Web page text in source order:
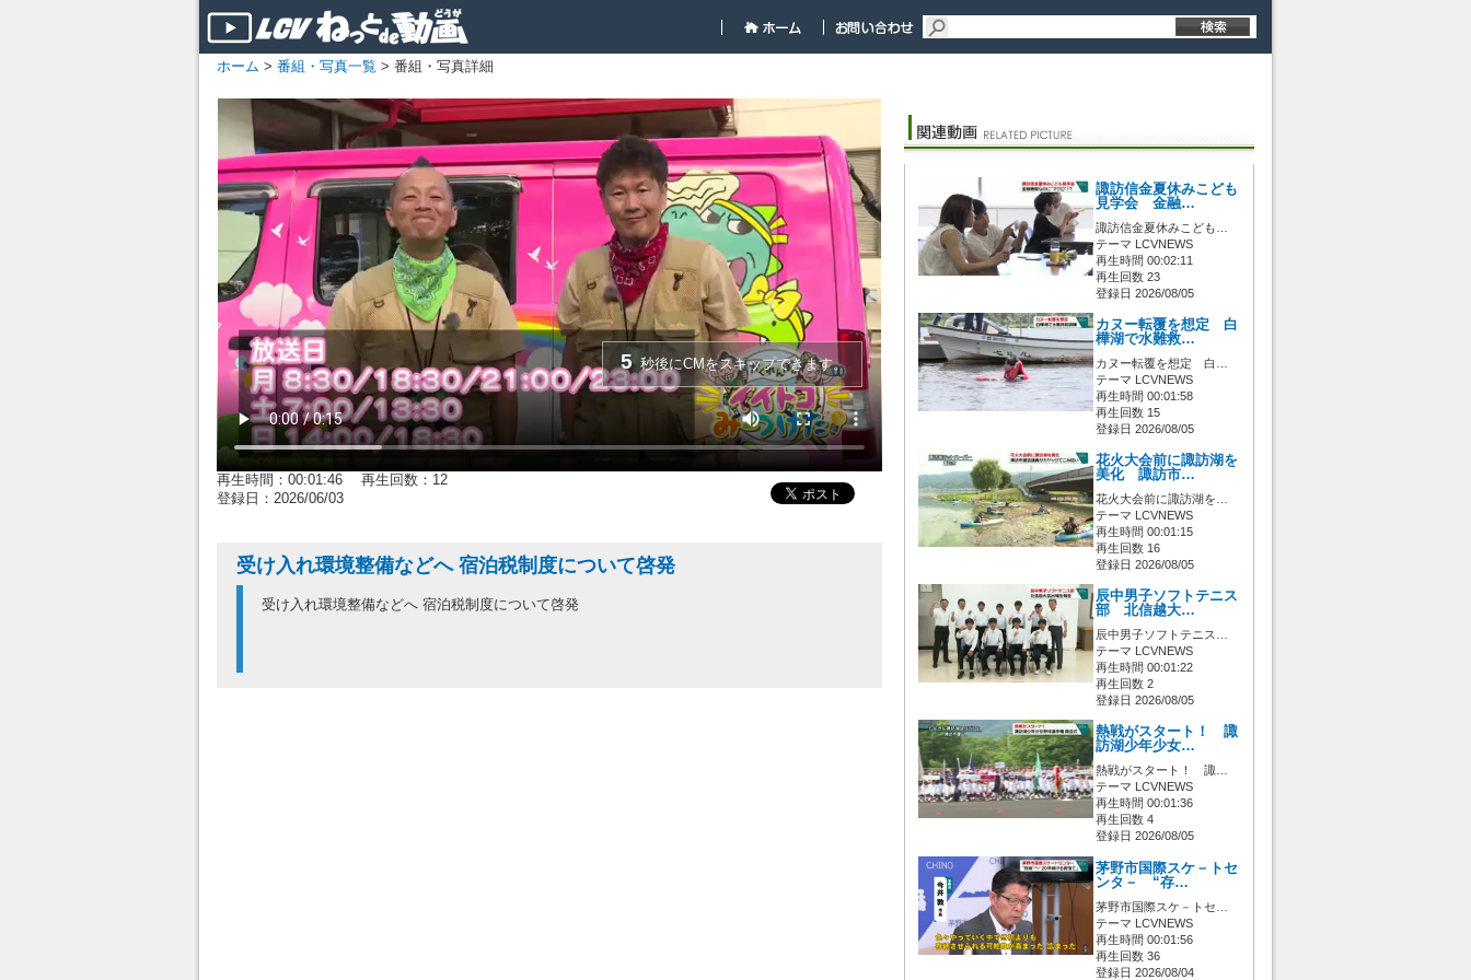
ホーム > 番組・写真一覧 > 番組・写真詳細
5 秒後にCMをスキップできます。
再生時間：00:01:46 再生回数：12
登録日：2026/06/03
受け入れ環境整備などへ 宿泊税制度について啓発
受け入れ環境整備などへ 宿泊税制度について啓発
諏訪信金夏休みこども
見学会 金融…
諏訪信金夏休みこども…
テーマ LCVNEWS
再生時間 00:02:11
再生回数 23
登録日 2026/08/05
カヌー転覆を想定 白
樺湖で水難救…
カヌー転覆を想定 白…
テーマ LCVNEWS
再生時間 00:01:58
再生回数 15
登録日 2026/08/05
花火大会前に諏訪湖を
美化 諏訪市…
花火大会前に諏訪湖を…
テーマ LCVNEWS
再生時間 00:01:15
再生回数 16
登録日 2026/08/05
辰中男子ソフトテニス
部 北信越大…
辰中男子ソフトテニス…
テーマ LCVNEWS
再生時間 00:01:22
再生回数 2
登録日 2026/08/05
熱戦がスタート！ 諏
訪湖少年少女…
熱戦がスタート！ 諏…
テーマ LCVNEWS
再生時間 00:01:36
再生回数 4
登録日 2026/08/05
茅野市国際スケ－トセ
ンタ－ “存…
茅野市国際スケ－トセ…
テーマ LCVNEWS
再生時間 00:01:56
再生回数 36
登録日 2026/08/04